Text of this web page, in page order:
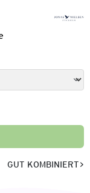
GUT KOMBINIERT